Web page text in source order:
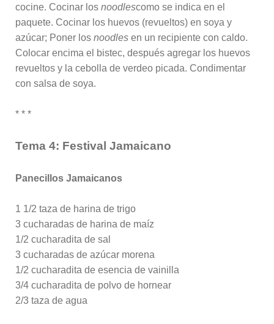
cocine. Cocinar los noodlescomo se indica en el
paquete. Cocinar los huevos (revueltos) en soya y
azúcar; Poner los noodles en un recipiente con caldo.
Colocar encima el bistec, después agregar los huevos
revueltos y la cebolla de verdeo picada. Condimentar
con salsa de soya.
* * *
Tema 4: Festival Jamaicano
Panecillos Jamaicanos
1 1/2 taza de harina de trigo
3 cucharadas de harina de maíz
1/2 cucharadita de sal
3 cucharadas de azúcar morena
1/2 cucharadita de esencia de vainilla
3/4 cucharadita de polvo de hornear
2/3 taza de agua